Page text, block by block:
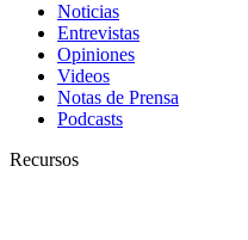
Noticias
Entrevistas
Opiniones
Videos
Notas de Prensa
Podcasts
Recursos